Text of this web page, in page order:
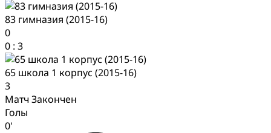
83 гимназия (2015-16)
0
0 : 3
65 школа 1 корпус (2015-16)
3
Матч Закончен
Голы
0'